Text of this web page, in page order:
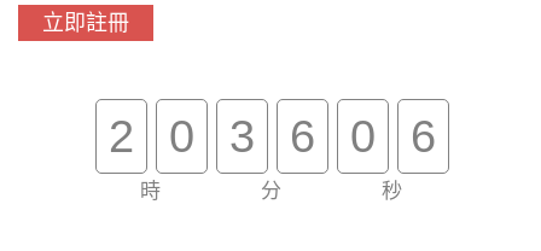
關於我們
客戶服務
立即註冊
2 0
時
3 6
分
0 6
秒